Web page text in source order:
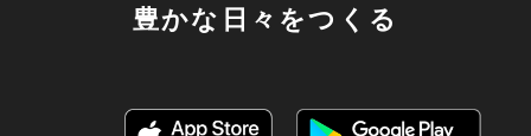
豊かな日々をつくる